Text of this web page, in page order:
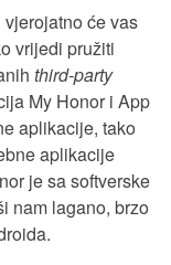
će vas
vrijedi pružiti
third-party
My Honor i App
aplikacije, tako
aplikacije
je sa softverske
nam lagano, brzo